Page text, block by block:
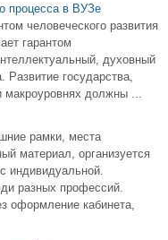
процесса в ВУЗе
человеческого развития
гарантом
духовный
Развитие государства,
макроуровнях должны ...
рамки, места
материал, организуется
индивидуальной.
разных профессий.
оформление кабинета,